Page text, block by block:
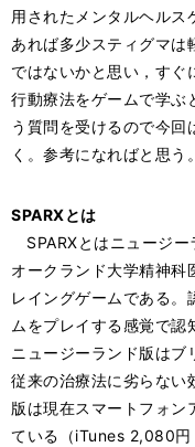
用されたメンタルヘルス
あれば多少スティグマは
ではないかと思い，すぐ
行動療法をゲームで学ぶ
う質問を受けるので今回
く。参考になればと思う。
SPARXとは
SPARXとはニュージ
オークランド大学精神科
レイングゲームである。
ムをプレイする感覚で認
ニュージーランド版はブ
従来の治療法に劣らない
版は現在スマートフォン
ている（iTunes 2,080